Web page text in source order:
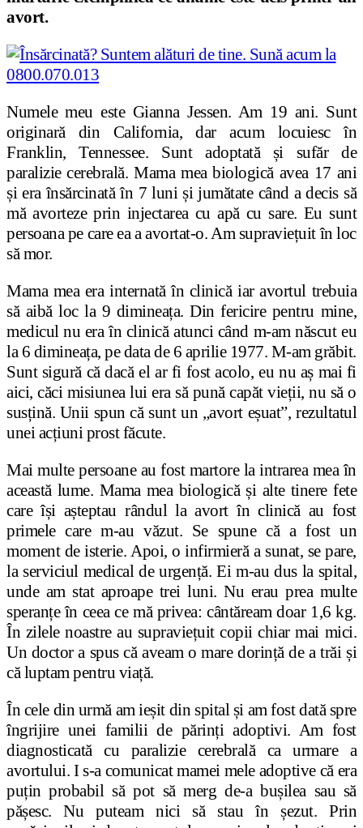
avort.
Numele meu este Gianna Jessen. Am 19 ani. Sunt
originară din California, dar acum locuiesc în
Franklin, Tennessee. Sunt adoptată și sufăr de
paralizie cerebrală. Mama mea biologică avea 17 ani
și era însărcinată în 7 luni și jumătate când a decis să
mă avorteze prin injectarea cu apă cu sare. Eu sunt
persoana pe care ea a avortat-o. Am supraviețuit în loc
să mor.
Mama mea era internată în clinică iar avortul trebuia
să aibă loc la 9 dimineața. Din fericire pentru mine,
medicul nu era în clinică atunci când m-am născut eu
la 6 dimineața, pe data de 6 aprilie 1977. M-am grăbit.
Sunt sigură că dacă el ar fi fost acolo, eu nu aș mai fi
aici, căci misiunea lui era să pună capăt vieții, nu să o
susțină. Unii spun că sunt un „avort eșuat”, rezultatul
unei acțiuni prost făcute.
Mai multe persoane au fost martore la intrarea mea în
această lume. Mama mea biologică și alte tinere fete
care își așteptau rândul la avort în clinică au fost
primele care m-au văzut. Se spune că a fost un
moment de isterie. Apoi, o infirmieră a sunat, se pare,
la serviciul medical de urgență. Ei m-au dus la spital,
unde am stat aproape trei luni. Nu erau prea multe
speranțe în ceea ce mă privea: cântăream doar 1,6 kg.
În zilele noastre au supraviețuit copii chiar mai mici.
Un doctor a spus că aveam o mare dorință de a trăi și
că luptam pentru viață.
În cele din urmă am ieșit din spital și am fost dată spre
îngrijire unei familii de părinți adoptivi. Am fost
diagnosticată cu paralizie cerebrală ca urmare a
avortului. I s-a comunicat mamei mele adoptive că era
puțin probabil să pot să merg de-a bușilea sau să
pășesc. Nu puteam nici să stau în șezut. Prin